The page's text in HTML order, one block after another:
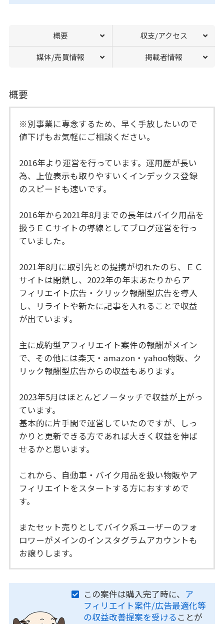
概要 収支/アクセス
媒体/売買情報 掲載者情報
概要
※別事業に専念するため、早く手放したいので
値下げもお気軽にご相談ください。
2016年より運営を行っています。運用歴が長い
為、上位表示も取りやすいくインデックス登録
のスピードも速いです。
2016年から2021年8月までの長年はバイク用品を
扱うＥＣサイトの導線としてブログ運営を行っ
ていました。
2021年8月に取引先との提携が切れたのち、ＥＣ
サイトは閉鎖し、2022年の年末あたりからア
フィリエイト広告・クリック報酬型広告を導入
し、リライトや新たに記事を入れることで収益
が出ています。
主に成約型アフィリエイト案件の報酬がメイン
で、その他には楽天・amazon・yahoo物販、ク
リック報酬型広告からの収益もあります。
2023年5月はほとんどノータッチで収益が上がっ
ています。
基本的に片手間で運営していたのですが、しっ
かりと更新できる方であれば大きく収益を伸ば
せるかと思います。
これから、自動車・バイク用品を扱い物販やア
フィリエイトをスタートする方におすすめで
す。
またセット売りとしてバイク系ユーザーのフォ
ロワーがメインのインスタグラムアカウントも
お譲りします。
この案件は購入完了時に、 ア
フィリエイト案件/広告最適化等
の収益改善提案を受ける ことが